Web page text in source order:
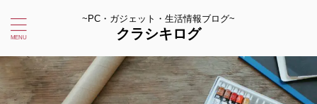
~PC・ガジェット・生活情報ブログ~
クラシキログ